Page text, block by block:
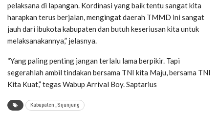
pelaksana di lapangan. Kordinasi yang baik tentu sangat kita
harapkan terus berjalan, mengingat daerah TMMD ini sangat
jauh dari ibukota kabupaten dan butuh keseriusan kita untuk
melaksanakannya,” jelasnya.
“Yang paling penting jangan terlalu lama berpikir. Tapi
segerahlah ambil tindakan bersama TNI kita Maju, bersama TNI
Kita Kuat,” tegas Wabup Arrival Boy. Saptarius
Kabupaten_Sijunjung